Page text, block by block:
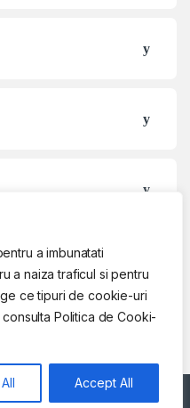
a imbunatati
a naiza traficul si pentru
ce tipuri de cookie-uri
Politica de Cooki-
Accept All